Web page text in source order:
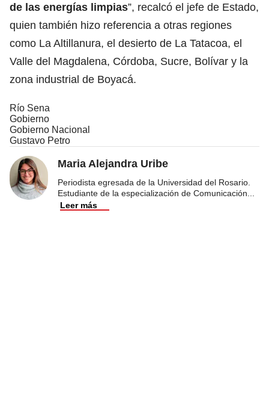
de las energías limpias”, recalcó el jefe de Estado,
quien también hizo referencia a otras regiones
como La Altillanura, el desierto de La Tatacoa, el
Valle del Magdalena, Córdoba, Sucre, Bolívar y la
zona industrial de Boyacá.
Río Sena
Gobierno
Gobierno Nacional
Gustavo Petro
Maria Alejandra Uribe
Periodista egresada de la Universidad del Rosario.
Estudiante de la especialización de Comunicación
Leer más